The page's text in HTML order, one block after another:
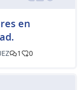
en
1 0